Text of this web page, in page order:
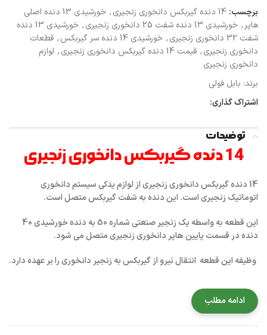
برچسب: 14 دنده گیربکس دانخوری زنجیری ,
خورشیدی 13 دنده اصلی
هاپر , خورشیدی 13 دنده شفت 25 دانخوری زنجیری ,
خورشیدی 13 دنده
شفت 32 دانخوری زنجیری
, خورشیدی 14 دنده سر گیربکس , قطعات
دانخوری زنجیری, قیمت 14 دنده گیربکس دانخوری زنجیری , لوازم
دانخوری زنجیری
برند: بابل فولی
اشتراک گذاری:
توضیحات
14 دنده گیربکس دانخوری زنجیری
14 دنده گیربکس دانخوری زنجیری از لوازم یدکی سیستم دانخوری
اتوماتیک زنجیری است. این دنده به شفت گیربکس متصل است.
این قطعه به واسطه یک زنجیر صنعتی شماره 50 به دنده خورشیدی 40
دنده در قسمت پایین هاپر دانخوری زنجیری متصل می شود.
وظیفه این قطعه انتقال نیرو از گیربکس به زنجیر دانخوری را بر عهده دارد.
ادامه مطلب